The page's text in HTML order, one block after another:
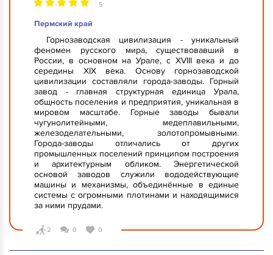
5
Пермский край
Горнозаводская цивилизация - уникальный
феномен русского мира, существовавший в
России, в основном на Урале, с XVIII века и до
середины XIX века. Основу горнозаводской
цивилизации составляли города-заводы. Горный
завод - главная структурная единица Урала,
общность поселения и предприятия, уникальная в
мировом масштабе. Горные заводы бывали
чугунолитейными, медеплавильными,
железоделательными, золотопромывными.
Города-заводы отличались от других
промышленных поселений принципом построения
и архитектурным обликом. Энергетической
основой заводов служили вододействующие
машины и механизмы, объединённые в единые
системы с огромными плотинами и находящимися
за ними прудами.
2 0 0